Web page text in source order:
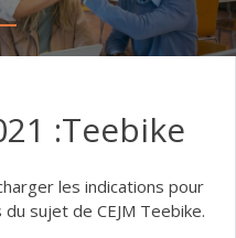
:Teebike
les indications pour
sujet de CEJM Teebike.